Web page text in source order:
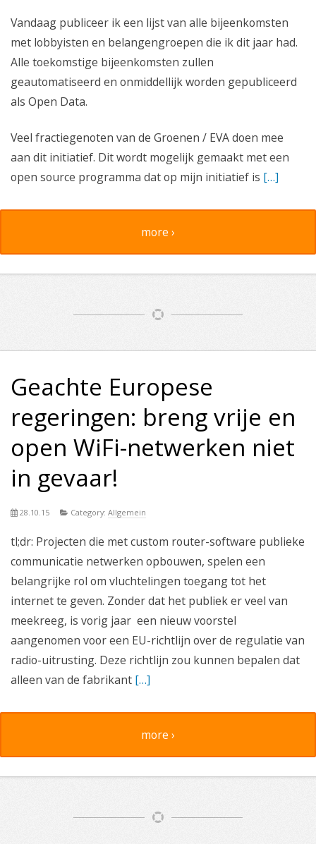
Vandaag publiceer ik een lijst van alle bijeenkomsten
met lobbyisten en belangengroepen die ik dit jaar had.
Alle toekomstige bijeenkomsten zullen
geautomatiseerd en onmiddellijk worden gepubliceerd
als Open Data.
Veel fractiegenoten van de Groenen / EVA doen mee
aan dit initiatief. Dit wordt mogelijk gemaakt met een
open source programma dat op mijn initiatief is […]
more ›
Geachte Europese
regeringen: breng vrije en
open WiFi-netwerken niet
in gevaar!
28.10.15 Category:Allgemein
tl;dr: Projecten die met custom router-software publieke
communicatie netwerken opbouwen, spelen een
belangrijke rol om vluchtelingen toegang tot het
internet te geven. Zonder dat het publiek er veel van
meekreeg, is vorig jaar een nieuw voorstel
aangenomen voor een EU-richtlijn over de regulatie van
radio-uitrusting. Deze richtlijn zou kunnen bepalen dat
alleen van de fabrikant […]
more ›